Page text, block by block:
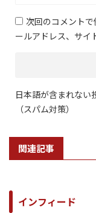
次回のコメント
ールアドレス、サイ
日本語が含まれない
（スパム対策）
関連記事
インフィード